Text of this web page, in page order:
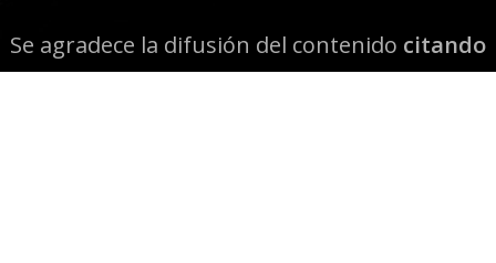
Se agradece la difusión del contenido citando
la fuente www.mapuexpress.org